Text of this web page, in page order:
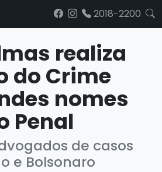
2018-2200
realiza
do Crime
nomes
Penal
de casos
e Bolsonaro